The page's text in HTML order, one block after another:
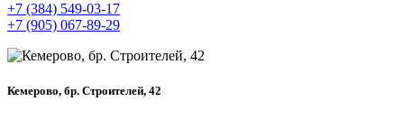
+7 (384) 549‑03‑17
+7 (905) 067‑89‑29
Кемерово, бр. Строителей, 42